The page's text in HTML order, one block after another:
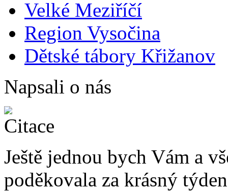
Velké Meziříčí
Region Vysočina
Dětské tábory Křižanov
Napsali o nás
Ještě jednou bych Vám a
poděkovala za krásný